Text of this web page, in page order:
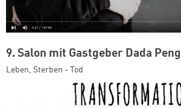
9. Salon mit Gastgeber Dada Peng
Leben, Sterben - Tod